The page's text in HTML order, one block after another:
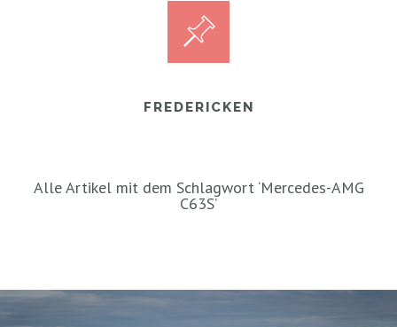
FREDERICKEN
Alle Artikel mit dem Schlagwort ‘Mercedes-AMG
C63S’